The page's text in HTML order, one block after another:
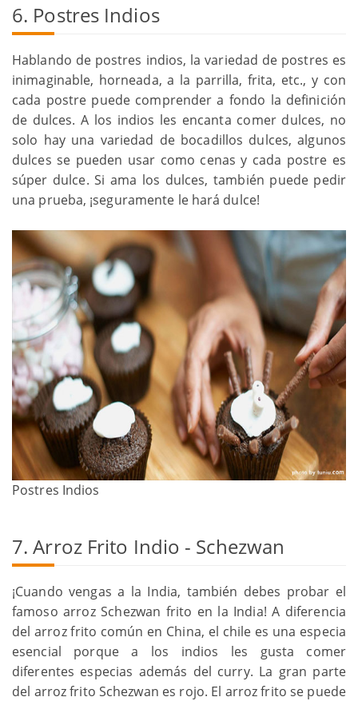
6. Postres Indios
Hablando de postres indios, la variedad de postres es
inimaginable, horneada, a la parrilla, frita, etc., y con
cada postre puede comprender a fondo la definición
de dulces. A los indios les encanta comer dulces, no
solo hay una variedad de bocadillos dulces, algunos
dulces se pueden usar como cenas y cada postre es
súper dulce. Si ama los dulces, también puede pedir
una prueba, ¡seguramente le hará dulce!
Postres Indios
7. Arroz Frito Indio - Schezwan
¡Cuando vengas a la India, también debes probar el
famoso arroz Schezwan frito en la India! A diferencia
del arroz frito común en China, el chile es una especia
esencial porque a los indios les gusta comer
diferentes especias además del curry. La gran parte
del arroz frito Schezwan es rojo. El arroz frito se puede